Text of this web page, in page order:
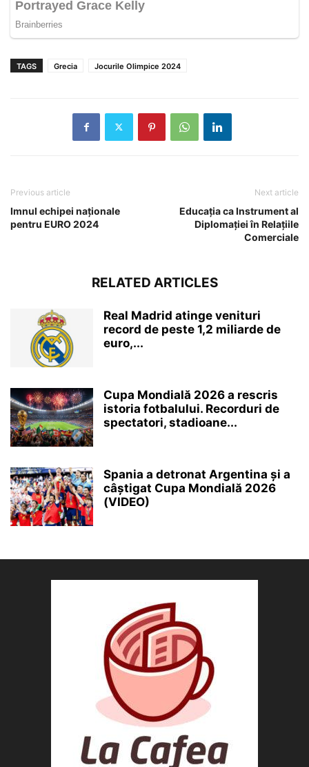
TAGS Grecia Jocurile Olimpice 2024
Previous article
Imnul echipei naționale
pentru EURO 2024
Next article
Educația ca Instrument al
Diplomației în Relațiile
Comerciale
RELATED ARTICLES
Real Madrid atinge venituri
record de peste 1,2 miliarde de
euro,...
Cupa Mondială 2026 a rescris
istoria fotbalului. Recorduri de
spectatori, stadioane...
Spania a detronat Argentina și a
câștigat Cupa Mondială 2026
(VIDEO)